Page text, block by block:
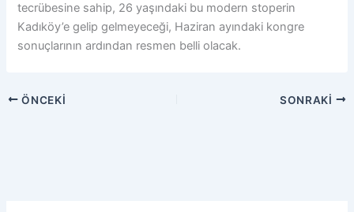
tecrübesine sahip, 26 yaşındaki bu modern stoperin
Kadıköy’e gelip gelmeyeceği, Haziran ayındaki kongre
sonuçlarının ardından resmen belli olacak.
ÖNCEKI SONRAKI